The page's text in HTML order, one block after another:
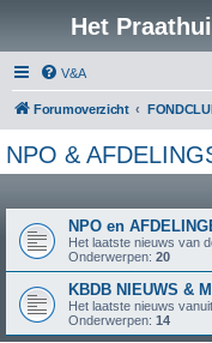
Het
V&A
Forumoverzicht
NPO &
NPO en
Het laatste nieuws van
Onderwerpen: 20
KBDB NIEUWS &
Het laatste nieuws
Onderwerpen: 14